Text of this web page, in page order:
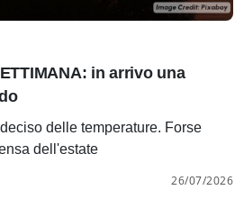
in arrivo una
delle temperature. Forse
dell'estate
26/07/2026